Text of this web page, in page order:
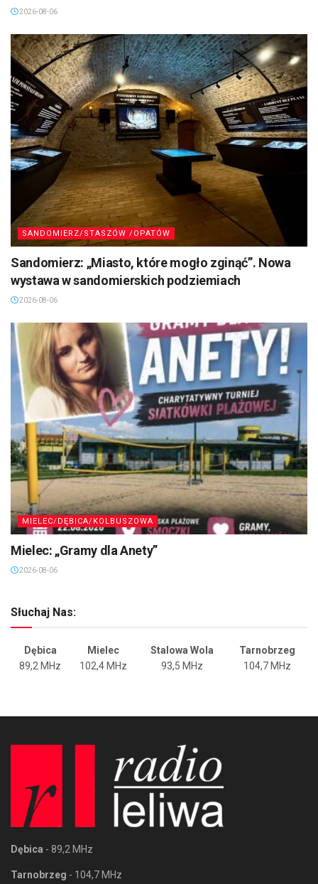
2026-08-06
SANDOMIERZ/STASZÓW /OPATÓW
Sandomierz: „Miasto, które mogło zginąć”. Nowa
wystawa w sandomierskich podziemiach
2026-08-06
MIELEC/DĘBICA/KOLBUSZOWA
Mielec: „Gramy dla Anety”
2026-08-06
Słuchaj Nas:
Dębica Mielec Stalowa Wola
Tarnobrzeg
89,2 MHz
102,4 MHz 93,5 MHz 104,7 MHz
Dębica - 89,2 MHz
Tarnobrzeg - 104,7 MHz